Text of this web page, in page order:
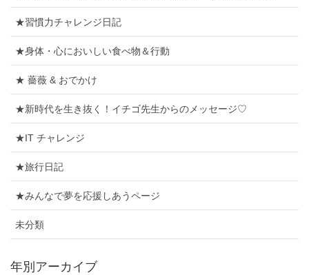
★習慣力チャレンジ日記
★身体・心においしい食べ物＆行動
★ 薔薇 & おでかけ
★新時代を生き抜く！イチゴ先生からのメッセージ♡
★IT チャレンジ
★旅行日記
★みんなで夢を応援しあうページ
未分類
年別アーカイブ